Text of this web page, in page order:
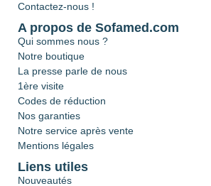
Contactez-nous !
A propos de Sofamed.com
Qui sommes nous ?
Notre boutique
La presse parle de nous
1ère visite
Codes de réduction
Nos garanties
Notre service après vente
Mentions légales
Liens utiles
Nouveautés